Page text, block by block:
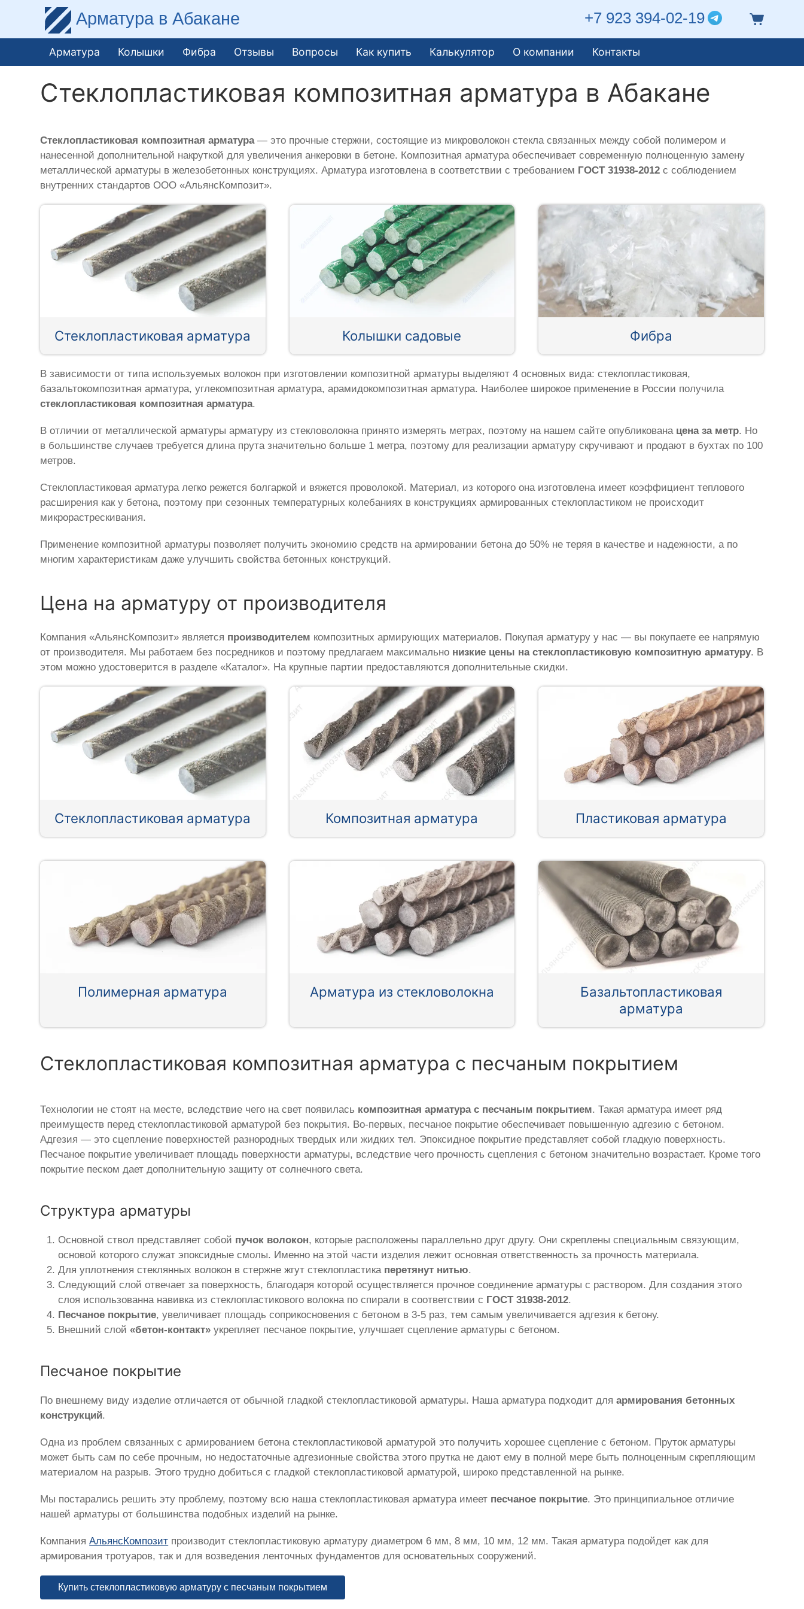
Арматура в Абакане +7 923 394-02-19
Арматура Колышки Фибра Отзывы Вопросы Как купить Калькулятор О компании Контакты
Стеклопластиковая композитная арматура в Абакане
Стеклопластиковая композитная арматура— это прочные стержни, состоящие из микроволокон стекла связанных между собой полимером и
нанесенной дополнительной накруткой для увеличения анкеровки в бетоне. Композитная арматура обеспечивает современную полноценную замену
металлической арматуры в железобетонных конструкциях. Арматура изготовлена в соответствии с требованием ГОСТ 31938-2012 с соблюдением
внутренних стандартов ООО «АльянсКомпозит».
Стеклопластиковая арматура Колышки садовые Фибра
В зависимости от типа используемых волокон при изготовлении композитной арматуры выделяют 4 основных вида: стеклопластиковая,
базальтокомпозитная арматура, углекомпозитная арматура, арамидокомпозитная арматура. Наиболее широкое применение в России получила
стеклопластиковая композитная арматура.
В отличии от металлической арматуры арматуру из стекловолокна принято измерять метрах, поэтому на нашем сайте опубликована цена за метр. Но
в большинстве случаев требуется длина прута значительно больше 1 метра, поэтому для реализации арматуру скручивают и продают в бухтах по 100
метров.
Стеклопластиковая арматура легко режется болгаркой и вяжется проволокой. Материал, из которого она изготовлена имеет коэффициент теплового
расширения как у бетона, поэтому при сезонных температурных колебаниях в конструкциях армированных стеклопластиком не происходит
микрорастрескивания.
Применение композитной арматуры позволяет получить экономию средств на армировании бетона до 50% не теряя в качестве и надежности, а по
многим характеристикам даже улучшить свойства бетонных конструкций.
Цена на арматуру от производителя
Компания «АльянсКомпозит» является производителем композитных армирующих материалов. Покупая арматуру у нас — вы покупаете ее напрямую
от производителя. Мы работаем без посредников и поэтому предлагаем максимально низкие цены на стеклопластиковую композитную арматуру. В
этом можно удостоверится в разделе «Каталог». На крупные партии предоставляются дополнительные скидки.
Стеклопластиковая арматура Композитная арматура Пластиковая арматура
Полимерная арматура Арматура из стекловолокна
Базальтопластиковая
арматура
Стеклопластиковая композитная арматура с песчаным покрытием
Технологии не стоят на месте, вследствие чего на свет появилась композитная арматура с песчаным покрытием. Такая арматура имеет ряд
преимуществ перед стеклопластиковой арматурой без покрытия. Во-первых, песчаное покрытие обеспечивает повышенную адгезию с бетоном.
Адгезия — это сцепление поверхностей разнородных твердых или жидких тел. Эпоксидное покрытие представляет собой гладкую поверхность.
Песчаное покрытие увеличивает площадь поверхности арматуры, вследствие чего прочность сцепления с бетоном значительно возрастает. Кроме того
покрытие песком дает дополнительную защиту от солнечного света.
Структура арматуры
Основной ствол представляет собой пучок волокон, которые расположены параллельно друг другу. Они скреплены специальным связующим,
основой которого служат эпоксидные смолы. Именно на этой части изделия лежит основная ответственность за прочность материала.
Для уплотнения стеклянных волокон в стержне жгут стеклопластика перетянут нитью.
Следующий слой отвечает за поверхность, благодаря которой осуществляется прочное соединение арматуры с раствором. Для создания этого
слоя использованна навивка из стеклопластикового волокна по спирали в соответствии с ГОСТ 31938-2012.
Песчаное покрытие, увеличивает площадь соприкосновения с бетоном в 3-5 раз, тем самым увеличивается адгезия к бетону.
Внешний слой«бетон-контакт» укрепляет песчаное покрытие, улучшает сцепление арматуры с бетоном.
Песчаное покрытие
По внешнему виду изделие отличается от обычной гладкой стеклопластиковой арматуры. Наша арматура подходит дляармирования бетонных
конструкций.
Одна из проблем связанных с армированием бетона стеклопластиковой арматурой это получить хорошее сцепление с бетоном. Пруток арматуры
может быть сам по себе прочным, но недостаточные адгезионные свойства этого прутка не дают ему в полной мере быть полноценным скрепляющим
материалом на разрыв. Этого трудно добиться с гладкой стеклопластиковой арматурой, широко представленной на рынке.
Мы постарались решить эту проблему, поэтому всю наша стеклопластиковая арматура имеет песчаное покрытие. Это принципиальное отличие
нашей арматуры от большинства подобных изделий на рынке.
КомпанияАльянсКомпозит производит стеклопластиковую арматуру диаметром 6 мм, 8 мм, 10 мм, 12 мм. Такая арматура подойдет как для
армирования тротуаров, так и для возведения ленточных фундаментов для основательных сооружений.
Купить стеклопластиковую арматуру с песчаным покрытием